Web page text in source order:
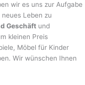
wir es uns zur Aufgabe
neues Leben zu
Geschäft und
kleinen Preis
Möbel für Kinder
Wir wünschen Ihnen